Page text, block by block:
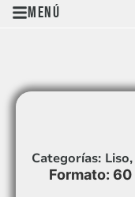
Menú
Categorías: Liso,
Formato: 60